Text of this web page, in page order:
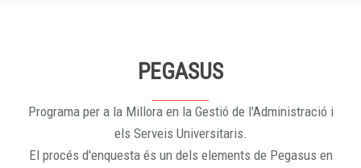
PEGASUS
Programa per a la Millora en la Gestió de l'Administració i
els Serveis Universitaris.
El procés d'enquesta és un dels elements de Pegasus en